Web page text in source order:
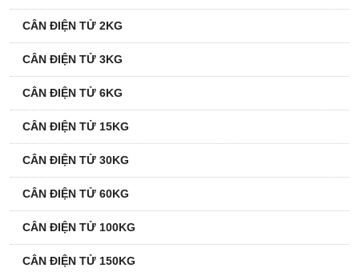
CÂN ĐIỆN TỬ 2KG
CÂN ĐIỆN TỬ 3KG
CÂN ĐIỆN TỬ 6KG
CÂN ĐIỆN TỬ 15KG
CÂN ĐIỆN TỬ 30KG
CÂN ĐIỆN TỬ 60KG
CÂN ĐIỆN TỬ 100KG
CÂN ĐIỆN TỬ 150KG